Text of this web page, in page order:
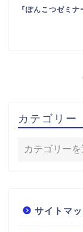
『ぽんこつゼミ
カテゴリー
サイトマ